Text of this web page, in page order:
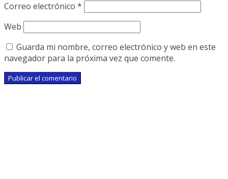
Correo electrónico *
Web
Guarda mi nombre, correo electrónico y web en este
navegador para la próxima vez que comente.